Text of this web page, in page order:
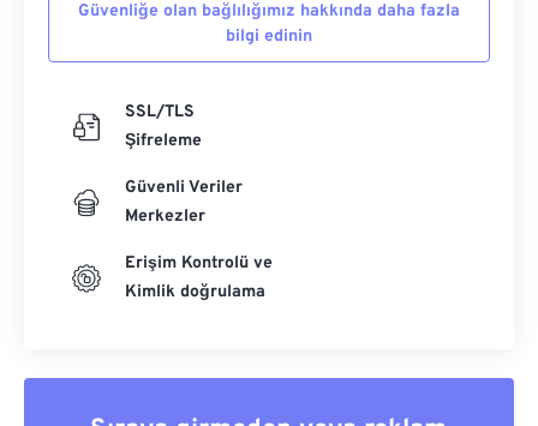
Güvenliğe olan bağlılığımız hakkında daha fazla
bilgi edinin
SSL/TLS
Şifreleme
Güvenli Veriler
Merkezler
Erişim Kontrolü ve
Kimlik doğrulama